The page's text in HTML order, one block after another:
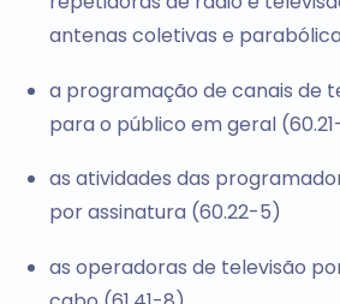
antenas coletivas e
a programação de canais de
para o público em geral
as atividades das
por assinatura (60.22-5)
as operadoras de televisão